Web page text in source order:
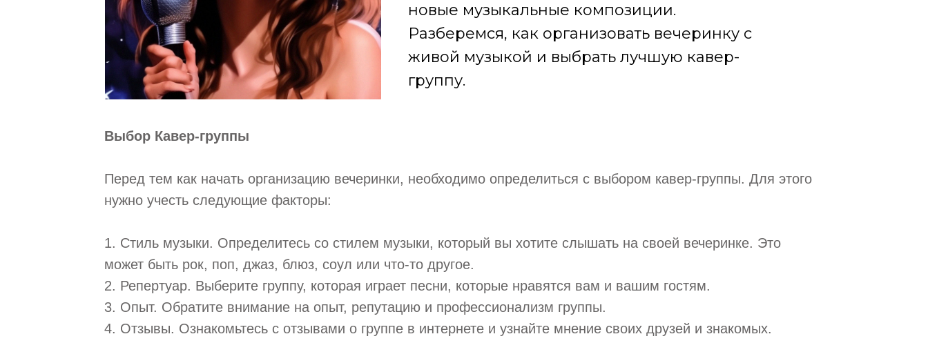
Выбор Кавер-группы
Перед тем как начать организацию вечеринки, необходимо определиться с выбором кавер-группы. Для этого
нужно учесть следующие факторы:
1. Стиль музыки. Определитесь со стилем музыки, который вы хотите слышать на своей вечеринке. Это
может быть рок, поп, джаз, блюз, соул или что-то другое.
2. Репертуар. Выберите группу, которая играет песни, которые нравятся вам и вашим гостям.
3. Опыт. Обратите внимание на опыт, репутацию и профессионализм группы.
4. Отзывы. Ознакомьтесь с отзывами о группе в интернете и узнайте мнение своих друзей и знакомых.
новые музыкальные композиции.
Разберемся, как организовать вечеринку с
живой музыкой и выбрать лучшую кавер-
группу.